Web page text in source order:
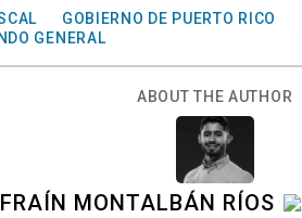
GOBIERNO DE PUERTO RICO
GENERAL
ABOUT THE AUTHOR
MONTALBÁN RÍOS